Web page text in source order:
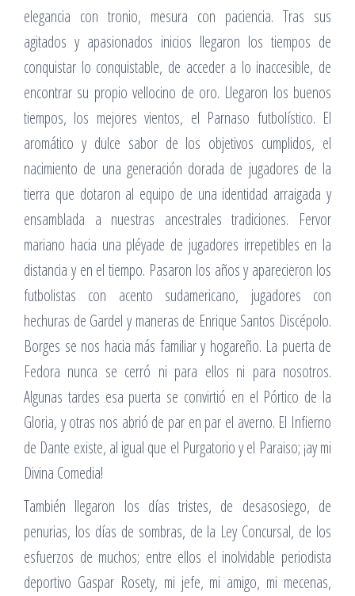
elegancia con tronio, mesura con paciencia. Tras sus
agitados y apasionados inicios llegaron los tiempos de
conquistar lo conquistable, de acceder a lo inaccesible, de
encontrar su propio vellocino de oro. Llegaron los buenos
tiempos, los mejores vientos, el Parnaso futbolístico. El
aromático y dulce sabor de los objetivos cumplidos, el
nacimiento de una generación dorada de jugadores de la
tierra que dotaron al equipo de una identidad arraigada y
ensamblada a nuestras ancestrales tradiciones. Fervor
mariano hacia una pléyade de jugadores irrepetibles en la
distancia y en el tiempo. Pasaron los años y aparecieron los
futbolistas con acento sudamericano, jugadores con
hechuras de Gardel y maneras de Enrique Santos Discépolo.
Borges se nos hacia más familiar y hogareño. La puerta de
Fedora nunca se cerró ni para ellos ni para nosotros.
Algunas tardes esa puerta se convirtió en el Pórtico de la
Gloria, y otras nos abrió de par en par el averno. El Infierno
de Dante existe, al igual que el Purgatorio y el Paraiso; ¡ay mi
Divina Comedia!
También llegaron los días tristes, de desasosiego, de
penurias, los días de sombras, de la Ley Concursal, de los
esfuerzos de muchos; entre ellos el inolvidable periodista
deportivo Gaspar Rosety, mi jefe, mi amigo, mi mecenas,